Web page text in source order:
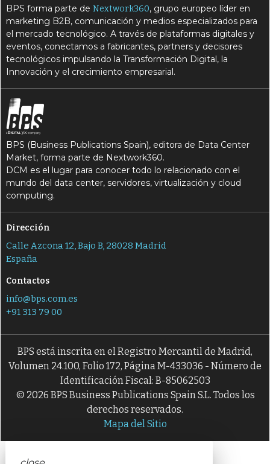
A asidtentes virtuales C CIO
C cloud C contenedores
C Continuidad de las actividades
D director de Tecnología de la Información
E Edge computing
H hiperautomatización I
I infraestructura como servicio
I
L laaS
M Migración a la nube
M modernización de aplicaciones
M multicloud
P plataforma como servicio R RPA
S servidor en la nube S servidor en nube
X xaas
BPS forma parte deNextwork360, grupo europeo líder en
marketing B2B, comunicación y medios especializados para
el mercado tecnológico. A través de plataformas digitales y
eventos, conectamos a fabricantes, partners y decisores
tecnológicos impulsando la Transformación Digital, la
Innovación y el crecimiento empresarial.
BPS (Business Publications Spain), editora de Data Center
Market, forma parte de Nextwork360.
DCM es el lugar para conocer todo lo relacionado con el
mundo del data center, servidores, virtualización y cloud
computing.
Dirección
Calle Azcona 12, Bajo B, 28028 Madrid
España
Contactos
info@bps.com.es
+91 313 79 00
BPS está inscrita en el Registro Mercantil de Madrid,
Volumen 24.100, Folio 172, Página M-433036 - Número de
Identificación Fiscal: B-85062503
© 2026 BPS Business Publications Spain S.L. Todos los
derechos reservados.
Mapa del Sitio